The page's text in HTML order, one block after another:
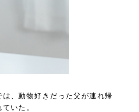
、動物好きだった父が連れ帰
いた。